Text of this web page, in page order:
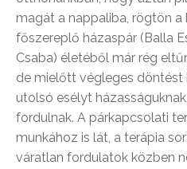
magát a nappaliba, rögtön a
főszereplő házaspár (Balla
Csaba) életéből már rég
de mielőtt végleges döntést
utolsó esélyt
fordulnak. A párkapcsolati
munkához is lát, a terápia
váratlan fordulatok közben